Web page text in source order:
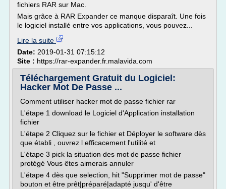
fichiers RAR sur Mac.
Mais grâce à RAR Expander ce manque disparaît. Une fois
le logiciel installé entre vos applications, vous pouvez...
Lire la suite
Date: 2019-01-31 07:15:12
Site : https://rar-expander.fr.malavida.com
Téléchargement Gratuit du Logiciel:
Hacker Mot De Passe ...
Comment utiliser hacker mot de passe fichier rar
L'étape 1 download le Logiciel d'Application installation
fichier
L'étape 2 Cliquez sur le fichier et Déployer le software dès
que établi , ouvrez l efficacement l'utilité et
L'étape 3 pick la situation des mot de passe fichier
protégé Vous êtes aimerais annuler
L'étape 4 dès que selection, hit "Supprimer mot de passe"
bouton et être prêt|préparé|adapté jusqu' d'être